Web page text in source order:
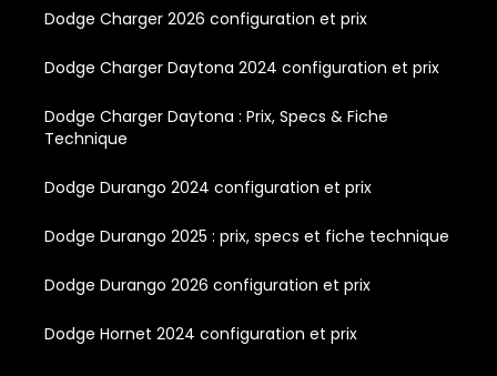
Dodge Charger 2026 configuration et prix
Dodge Charger Daytona 2024 configuration et prix
Dodge Charger Daytona : Prix, Specs & Fiche
Technique
Dodge Durango 2024 configuration et prix
Dodge Durango 2025 : prix, specs et fiche technique
Dodge Durango 2026 configuration et prix
Dodge Hornet 2024 configuration et prix